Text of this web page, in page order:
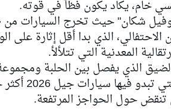
خام، يكاد يكون فظاً في قوته.
شكان" حيث تخرج السيارات من
الاحتفالي، الذي بدا أقل إثارة
المعدنية التي تتلألأ.
الذي يفصل بين الحلبة
هذا
حول الحواجز المرتفعة.